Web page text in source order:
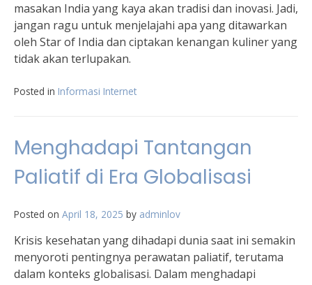
masakan India yang kaya akan tradisi dan inovasi. Jadi,
jangan ragu untuk menjelajahi apa yang ditawarkan
oleh Star of India dan ciptakan kenangan kuliner yang
tidak akan terlupakan.
Posted in Informasi Internet
Menghadapi Tantangan
Paliatif di Era Globalisasi
Posted on April 18, 2025 by adminlov
Krisis kesehatan yang dihadapi dunia saat ini semakin
menyoroti pentingnya perawatan paliatif, terutama
dalam konteks globalisasi. Dalam menghadapi